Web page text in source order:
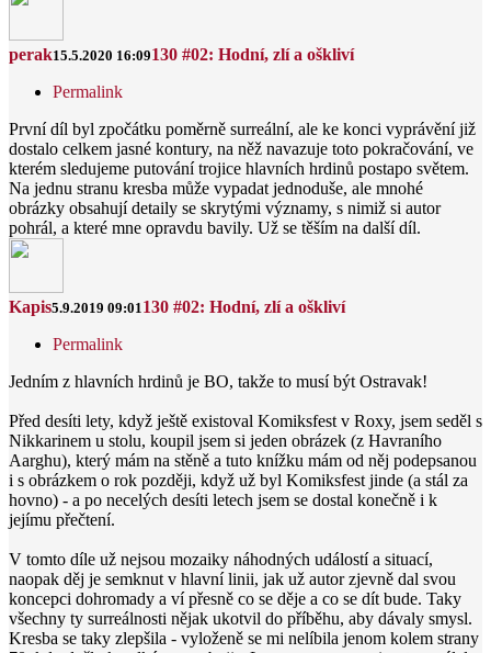
perak15.5.2020 16:09130 #02: Hodní, zlí a oškliví
Permalink
První díl byl zpočátku poměrně surreální, ale ke konci vyprávění již
dostalo celkem jasné kontury, na něž navazuje toto pokračování, ve
kterém sledujeme putování trojice hlavních hrdinů postapo světem.
Na jednu stranu kresba může vypadat jednoduše, ale mnohé
obrázky obsahují detaily se skrytými významy, s nimiž si autor
pohrál, a které mne opravdu bavily. Už se těším na další díl.
Kapis5.9.2019 09:01130 #02: Hodní, zlí a oškliví
Permalink
Jedním z hlavních hrdinů je BO, takže to musí být Ostravak!
Před desíti lety, když ještě existoval Komiksfest v Roxy, jsem seděl s
Nikkarinem u stolu, koupil jsem si jeden obrázek (z Havraního
Aarghu), který mám na stěně a tuto knížku mám od něj podepsanou
i s obrázkem o rok později, když už byl Komiksfest jinde (a stál za
hovno) - a po necelých desíti letech jsem se dostal konečně i k
jejímu přečtení.
V tomto díle už nejsou mozaiky náhodných událostí a situací,
naopak děj je semknut v hlavní linii, jak už autor zjevně dal svou
koncepci dohromady a ví přesně co se děje a co se dít bude. Taky
všechny ty surreálnosti nějak ukotvil do příběhu, aby dávaly smysl.
Kresba se taky zlepšila - vyloženě se mi nelíbila jenom kolem strany